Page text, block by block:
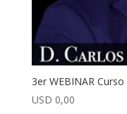
3er WEBINAR
USD 0,00